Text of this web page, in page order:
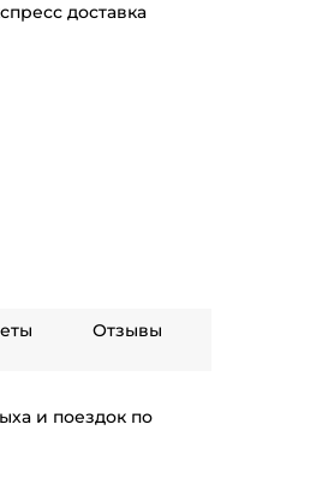
доставка
Отзывы
и поездок по